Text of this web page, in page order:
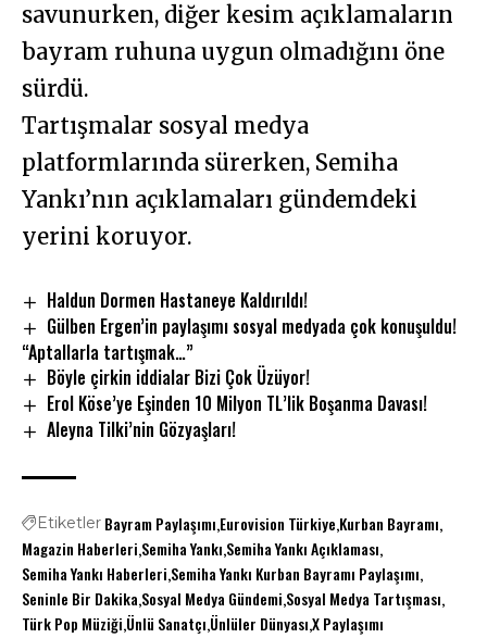
savunurken, diğer kesim açıklamaların
bayram ruhuna uygun olmadığını öne
sürdü.
Tartışmalar sosyal medya
platformlarında sürerken, Semiha
Yankı’nın açıklamaları gündemdeki
yerini koruyor.
Haldun Dormen Hastaneye Kaldırıldı!
Gülben Ergen’in paylaşımı sosyal medyada çok konuşuldu!
“Aptallarla tartışmak…”
Böyle çirkin iddialar Bizi Çok Üzüyor!
Erol Köse’ye Eşinden 10 Milyon TL’lik Boşanma Davası!
Aleyna Tilki’nin Gözyaşları!
Etiketler Bayram Paylaşımı Eurovision Türkiye Kurban Bayramı
Magazin Haberleri Semiha Yankı Semiha Yankı Açıklaması
Semiha Yankı Haberleri Semiha Yankı Kurban Bayramı Paylaşımı
Seninle Bir Dakika Sosyal Medya Gündemi Sosyal Medya Tartışması
Türk Pop Müziği Ünlü Sanatçı Ünlüler DünyasıX Paylaşımı